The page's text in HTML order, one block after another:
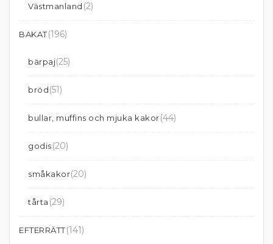
Västmanland (2)
BAKAT(196)
bärpaj(25)
bröd(51)
bullar, muffins och mjuka kakor(44)
godis(20)
småkakor(20)
tårta (29)
EFTERRÄTT(141)